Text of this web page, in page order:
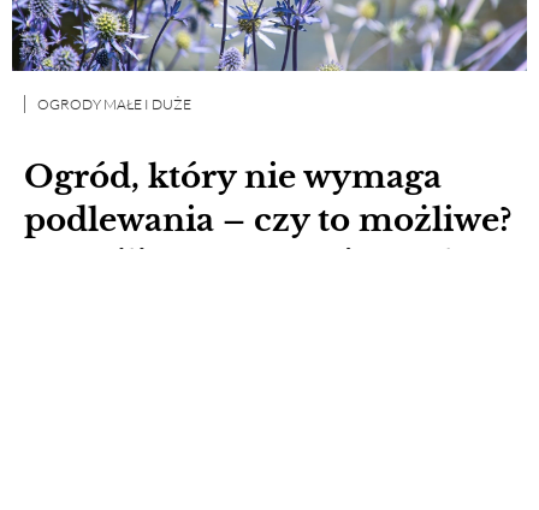
Ogród, który nie wymaga
podlewania – czy to możliwe?
OGRODY MAŁE I DUŻE